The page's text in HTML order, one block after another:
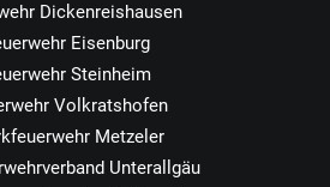
Dickenreishausen
Eisenburg
Steinheim
Volkratshofen
Metzeler
Unterallgäu